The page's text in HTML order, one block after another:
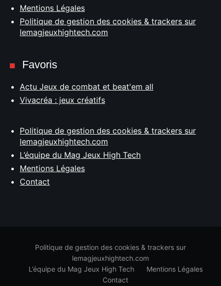
Mentions Légales
Politique de gestion des cookies & trackers sur
lemagjeuxhightech.com
Favoris
Actu Jeux de combat et beat'em all
Vivacréa : jeux créatifs
Politique de gestion des cookies & trackers sur
lemagjeuxhightech.com
L’équipe du Mag Jeux High Tech
Mentions Légales
Contact
Politique de gestion des cookies & trackers sur
lemagjeuxhightech.com
L’équipe du Mag Jeux High Tech
Mentions Légales
Contact